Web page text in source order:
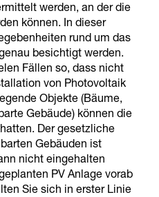
werden, an der die
können. In dieser
rund um das
besichtigt werden.
Fällen so, dass nicht
von Photovoltaik
Objekte (Bäume,
Gebäude) können die
Der gesetzliche
Gebäuden ist
nicht eingehalten
PV Anlage vorab
Sie sich in erster Linie